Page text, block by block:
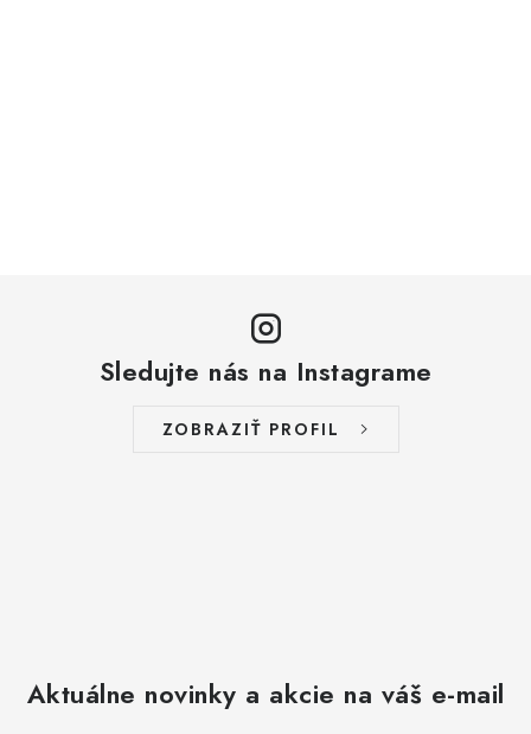
Sledujte nás na Instagrame
ZOBRAZIŤ PROFIL
Aktuálne novinky a akcie na váš e-mail